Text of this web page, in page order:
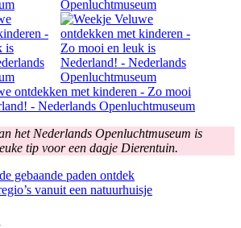
het Nederlands Openluchtmuseum is
tip voor een dagje Dierentuin.
gebaande paden ontdek
vanuit een natuurhuisje